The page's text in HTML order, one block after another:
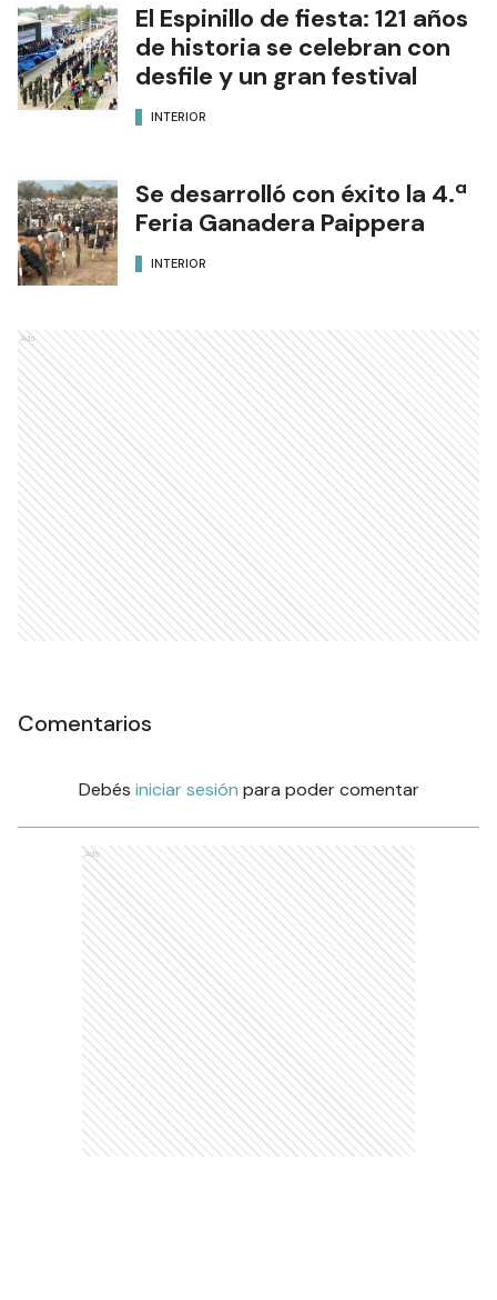
El Espinillo de fiesta: 121 años
de historia se celebran con
desfile y un gran festival
INTERIOR
Se desarrolló con éxito la 4.ª
Feria Ganadera Paippera
INTERIOR
Ads
Comentarios
Debés iniciar sesión para poder comentar
Ads